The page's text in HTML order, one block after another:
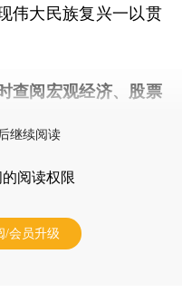
伟大民族复兴一以贯
查阅宏观经济、股票
继续阅读
阅读权限
/会员升级